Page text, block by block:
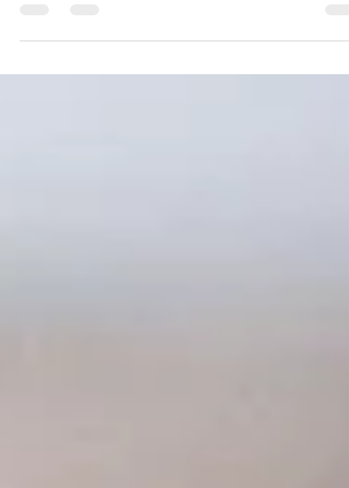
ます。